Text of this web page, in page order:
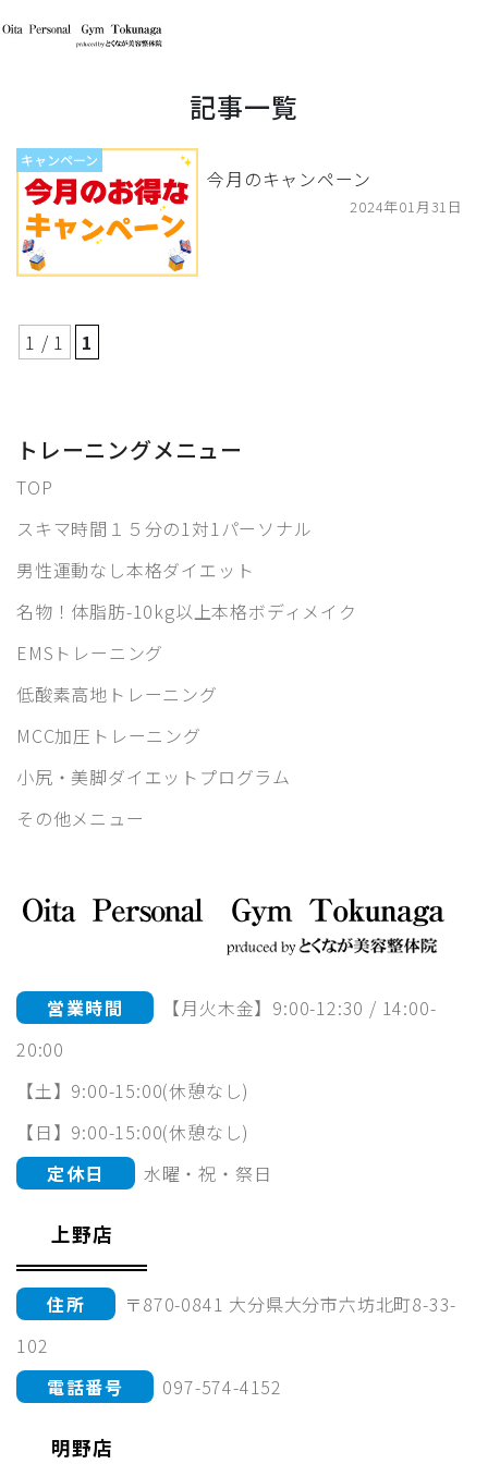
記事一覧
キャンペーン
今月のキャンペーン
2024年01月31日
1 / 1 1
トレーニングメニュー
TOP
スキマ時間１５分の1対1パーソナル
男性運動なし本格ダイエット
名物！体脂肪-10kg以上本格ボディメイク
EMSトレーニング
低酸素高地トレーニング
MCC加圧トレーニング
小尻・美脚ダイエットプログラム
その他メニュー
営業時間
【月火木金】9:00-12:30 / 14:00-
20:00
【土】9:00-15:00(休憩なし)
【日】9:00-15:00(休憩なし)
定休日
水曜・祝・祭日
上野店
住所
〒870-0841 大分県大分市六坊北町8-33-
102
電話番号
097-574-4152
明野店